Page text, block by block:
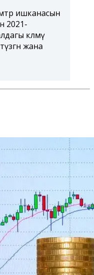
ишканасын
2021-
көлөмү
жана